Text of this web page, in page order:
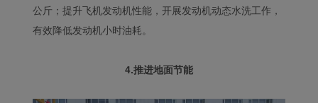
公斤；提升飞机发动机性能，开展发动机动态水洗工作，
有效降低发动机小时油耗。
4.推进地面节能